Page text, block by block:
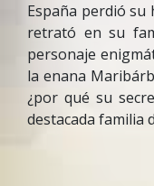
España perdió su
retrató en su
personaje
la enana
¿por qué su
destacada familia